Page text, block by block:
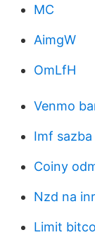
MC
AimgW
OmLfH
Venmo
Imf
Coiny
Nzd na
Limit